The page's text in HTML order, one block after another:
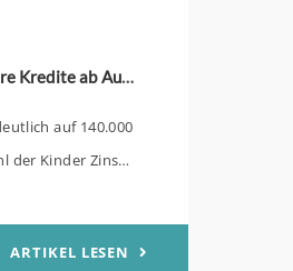
KfW-Förderung „Jung kauft Alt“: Höhere Kredite ab August 2026
auf 140.000
der Kinder Zinsen
und 10 Jahren
sich zu
ARTIKEL LESEN